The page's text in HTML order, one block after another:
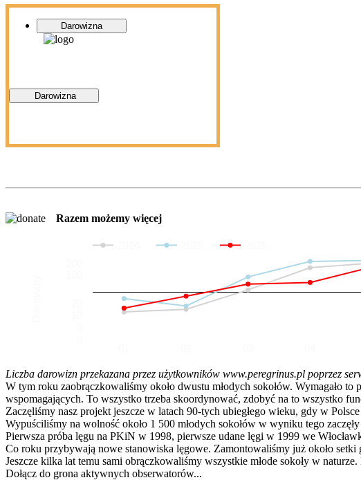
Darowizna
Darowizna
Razem możemy więcej
Liczba darowizn przekazana przez użytkowników www.peregrinus.pl poprzez
W tym roku zaobrączkowaliśmy około dwustu młodych sokołów. Wymagało
wspomagających. To wszystko trzeba skoordynować, zdobyć na to wszystko
Zaczęliśmy nasz projekt jeszcze w latach 90-tych ubiegłego wieku, gdy w
Wypuściliśmy na wolność około 1 500 młodych sokołów w wyniku tego
Pierwsza próba lęgu na PKiN w 1998, pierwsze udane lęgi w 1999 we
Co roku przybywają nowe stanowiska lęgowe. Zamontowaliśmy już około
Jeszcze kilka lat temu sami obrączkowaliśmy wszystkie młode sokoły w
Dołącz do grona aktywnych obserwatorów...